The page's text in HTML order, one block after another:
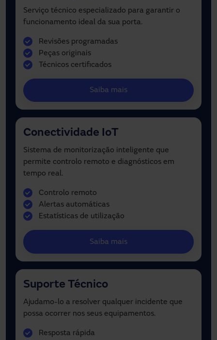
Serviço técnico especializado para garantir o
funcionamento ideal da sua porta.
Revisões programadas
Peças originais
Técnicos certificados
Saiba mais
Conectividade IoT
Sistema de monitorização inteligente que
permite controlo remoto e diagnósticos em
tempo real.
Controlo remoto
Alertas automáticas
Estatísticas de utilização
Saiba mais
Suporte Técnico
Ajudamo-lo a resolver qualquer incidente que
possa ocorrer nos seus equipamentos.
Resposta rápida